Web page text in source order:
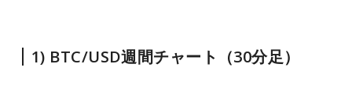
1) BTC/USD週間チャート（30分足）